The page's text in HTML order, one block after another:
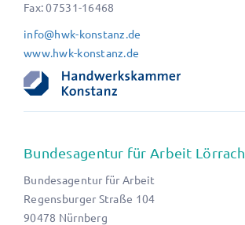
Fax: 07531-16468
info@hwk-konstanz.de
www.hwk-konstanz.de
Bundesagentur für Arbeit Lörrach
Bundesagentur für Arbeit
Regensburger Straße 104
90478 Nürnberg